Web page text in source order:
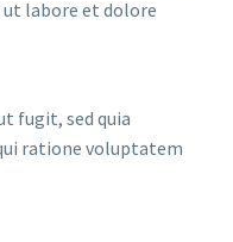
labore et dolore
fugit, sed quia
ratione voluptatem